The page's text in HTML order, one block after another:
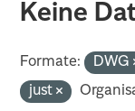
Keine
Formate: DWG
just